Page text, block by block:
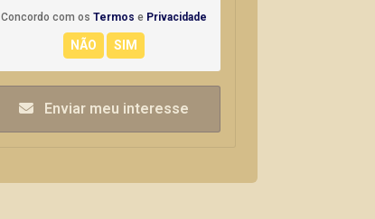
Concordo com os Termos e Privacidade
Enviar meu interesse